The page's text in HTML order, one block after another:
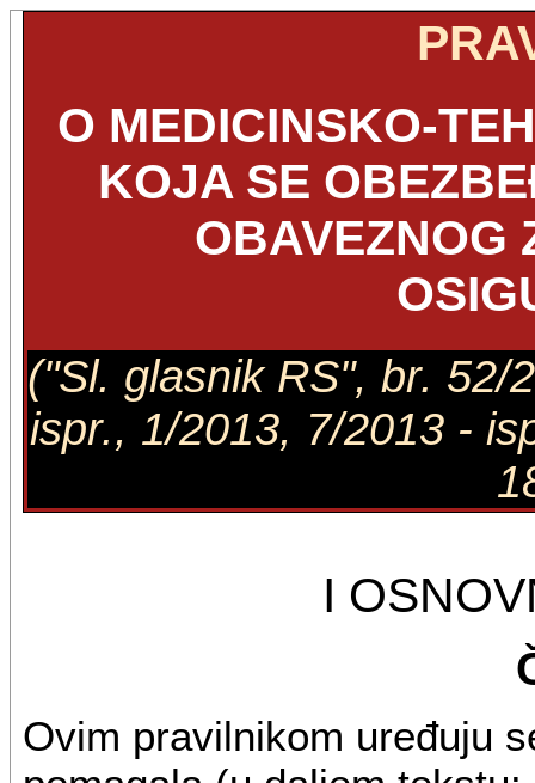
O MEDICINSKO-
KOJA SE
OBAVEZNOG
("Sl. glasnik RS", br. 52/
ispr., 1/2013, 7/2013 -
I
Ovim pravilnikom uređuju